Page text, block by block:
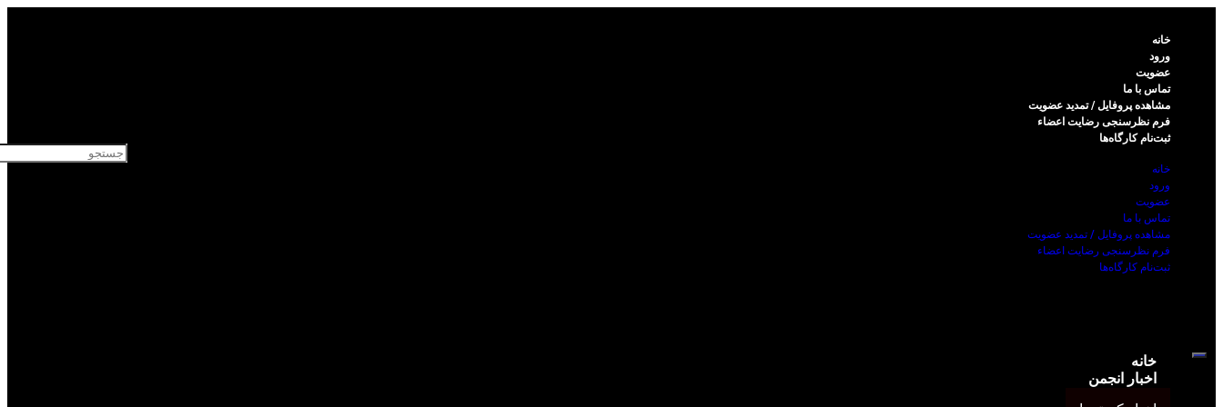
خانه
ورود
عضویت
تماس با ما
مشاهده پروفایل / تمدید عضویت
فرم نظر‌سنجی رضایت اعضاء
ثبت‌نام کارگاه‌ها
خانه
ورود
عضویت
تماس با ما
مشاهده پروفایل / تمدید عضویت
فرم نظر‌سنجی رضایت اعضاء
ثبت‌نام کارگاه‌ها
خانه
اخبار انجمن